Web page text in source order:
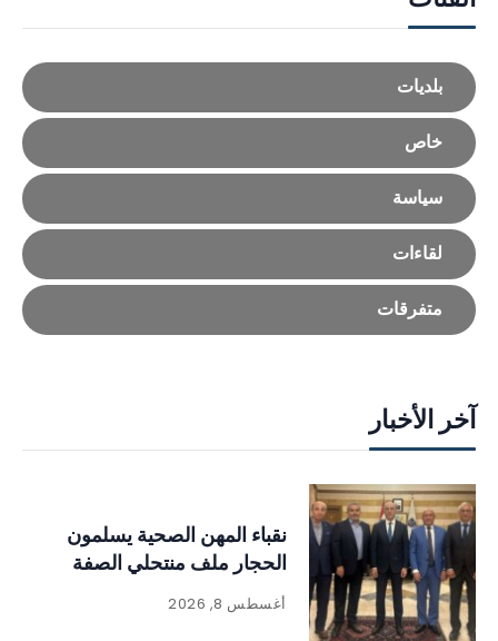
بلديات
خاص
سياسة
لقاءات
متفرقات
آخر الأخبار
نقباء المهن الصحية يسلمون
الحجار ملف منتحلي الصفة
أغسطس 8, 2026